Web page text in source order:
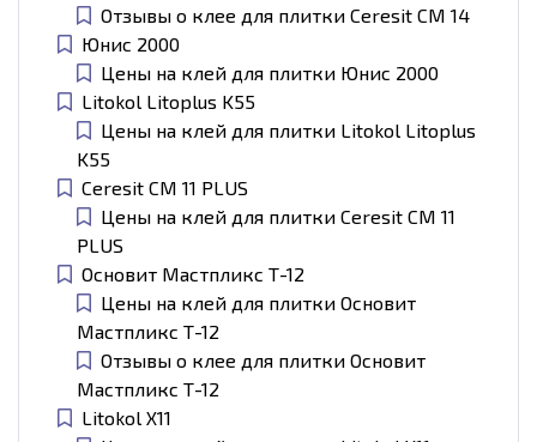
Отзывы о клее для плитки Ceresit CM 14
Юнис 2000
Цены на клей для плитки Юнис 2000
Litokol Litoplus K55
Цены на клей для плитки Litokol Litoplus
K55
Ceresit CM 11 PLUS
Цены на клей для плитки Ceresit CM 11
PLUS
Основит Мастпликс Т-12
Цены на клей для плитки Основит
Мастпликс Т-12
Отзывы о клее для плитки Основит
Мастпликс Т-12
Litokol X11